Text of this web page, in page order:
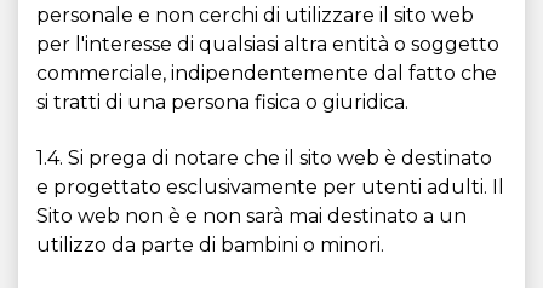
personale e non cerchi di utilizzare il sito web
per l'interesse di qualsiasi altra entità o soggetto
commerciale, indipendentemente dal fatto che
si tratti di una persona fisica o giuridica.
1.4. Si prega di notare che il sito web è destinato
e progettato esclusivamente per utenti adulti. Il
Sito web non è e non sarà mai destinato a un
utilizzo da parte di bambini o minori.